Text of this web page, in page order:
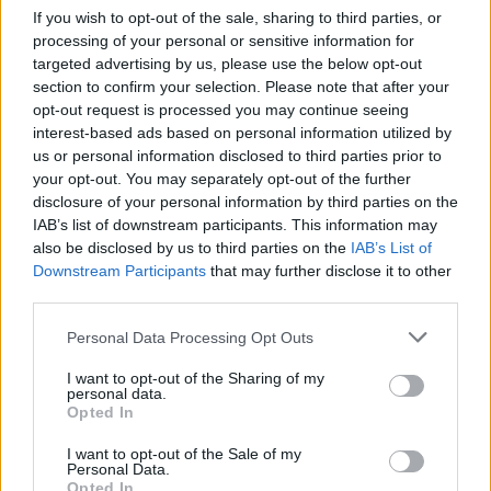
If you wish to opt-out of the sale, sharing to third parties, or
processing of your personal or sensitive information for
targeted advertising by us, please use the below opt-out
section to confirm your selection. Please note that after your
opt-out request is processed you may continue seeing
interest-based ads based on personal information utilized by
us or personal information disclosed to third parties prior to
your opt-out. You may separately opt-out of the further
disclosure of your personal information by third parties on the
IAB’s list of downstream participants. This information may
also be disclosed by us to third parties on the IAB’s List of
Downstream Participants that may further disclose it to other
Please note that this website/app uses one or more Google
not limited to your visit or usage behaviour. You may click to
grant or deny consent to Google and its third-party tags to
use your data for below specified purposes in below Google
consent section.
Personal Data Processing Opt Outs
I want to opt-out of the Sharing of my
personal data.
Opted In
I want to opt-out of the Sale of my
Personal Data.